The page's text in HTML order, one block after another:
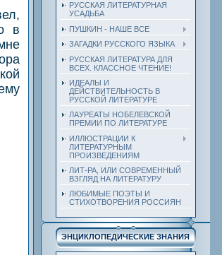
в
РУССКАЯ ЛИТЕРАТУРНАЯ
УСАДЬБА
ПУШКИН - НАШЕ ВСЕ
ЗАГАДКИ РУССКОГО ЯЗЫКА
РУССКАЯ ЛИТЕРАТУРА ДЛЯ
ВСЕХ. КЛАССНОЕ ЧТЕНИЕ!
ИДЕАЛЫ И
ДЕЙСТВИТЕЛЬНОСТЬ В
РУССКОЙ ЛИТЕРАТУРЕ
ЛАУРЕАТЫ НОБЕЛЕВСКОЙ
ПРЕМИИ ПО ЛИТЕРАТУРЕ
ИЛЛЮСТРАЦИИ К
ЛИТЕРАТУРНЫМ
ПРОИЗВЕДЕНИЯМ
ЛИТ-РА, ИЛИ СОВРЕМЕННЫЙ
ВЗГЛЯД НА ЛИТЕРАТУРУ
ЛЮБИМЫЕ ПОЭТЫ И
СТИХОТВОРЕНИЯ РОССИЯН
ЭНЦИКЛОПЕДИЧЕСКИЕ ЗНАНИЯ